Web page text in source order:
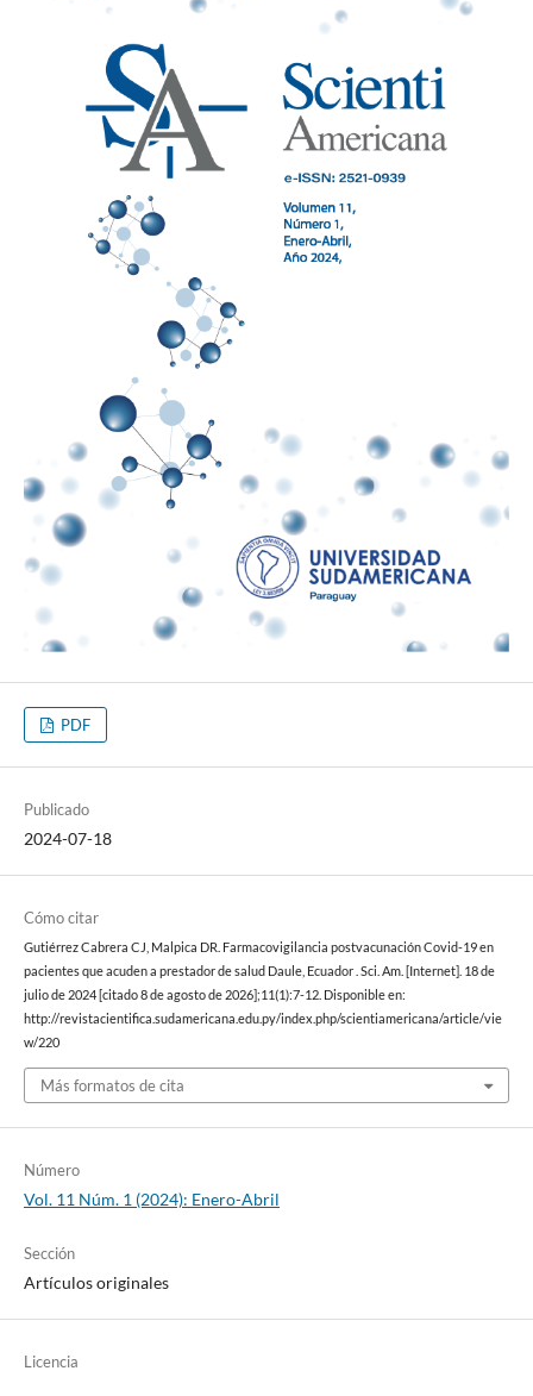
PDF
Publicado
2024-07-18
Cómo citar
Gutiérrez Cabrera CJ, Malpica DR. Farmacovigilancia postvacunación Covid-19 en
pacientes que acuden a prestador de salud Daule, Ecuador . Sci. Am. [Internet]. 18 de
julio de 2024 [citado 8 de agosto de 2026];11(1):7-12. Disponible en:
http://revistacientifica.sudamericana.edu.py/index.php/scientiamericana/article/vie
w/220
Más formatos de cita
Número
Vol. 11 Núm. 1 (2024): Enero-Abril
Sección
Artículos originales
Licencia